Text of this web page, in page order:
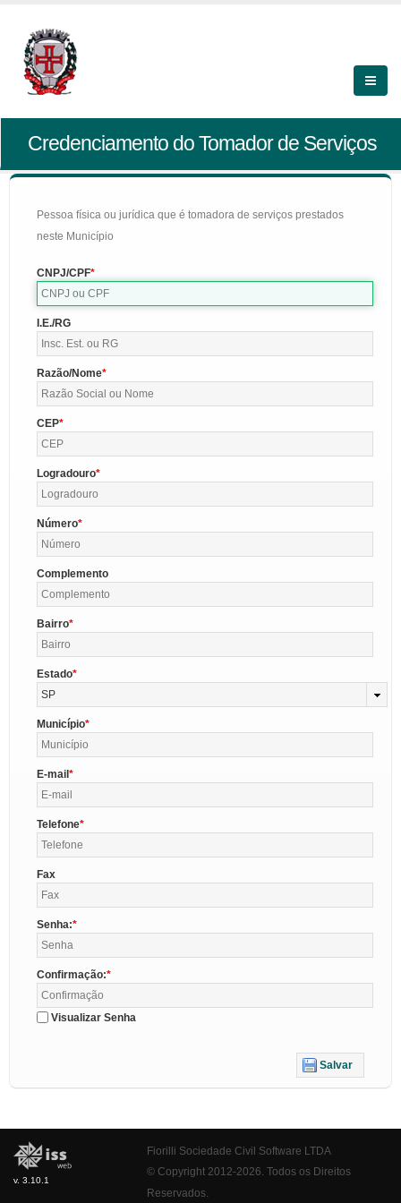
Credenciamento do Tomador de Serviços
Pessoa física ou jurídica que é tomadora de serviços prestados
neste Município
CNPJ/CPF
I.E./RG
Razão/Nome
CEP
Logradouro
Número
Complemento
Bairro
Estado
SP
Município
E-mail
Telefone
Fax
Senha:
Confirmação:
Visualizar Senha
Salvar
v. 3.10.1
Fiorilli Sociedade Civil Software LTDA
© Copyright 2012-2026. Todos os Direitos
Reservados.